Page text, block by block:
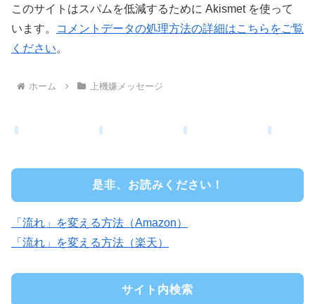
このサイトはスパムを低減するために Akismet を使って
います。
コメントデータの処理方法の詳細はこちらをご覧
ください。
ホーム 上機嫌メッセージ
是非、お読みください！
「流れ」を変える方法（Amazon）
「流れ」を変える方法（楽天）
サイト内検索